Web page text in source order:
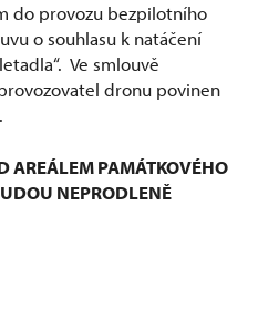
do provozu bezpilotního
o souhlasu k natáčení
Ve smlouvě
dronu povinen
AREÁLEM PAMÁTKOVÉHO
NEPRODLENĚ